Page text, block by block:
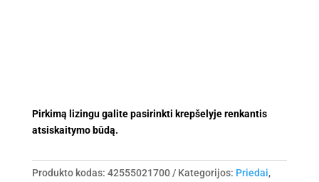
Pirkimą lizingu galite pasirinkti krepšelyje renkantis
atsiskaitymo būdą.
Produkto kodas: 42555021700 Kategorijos: Priedai,